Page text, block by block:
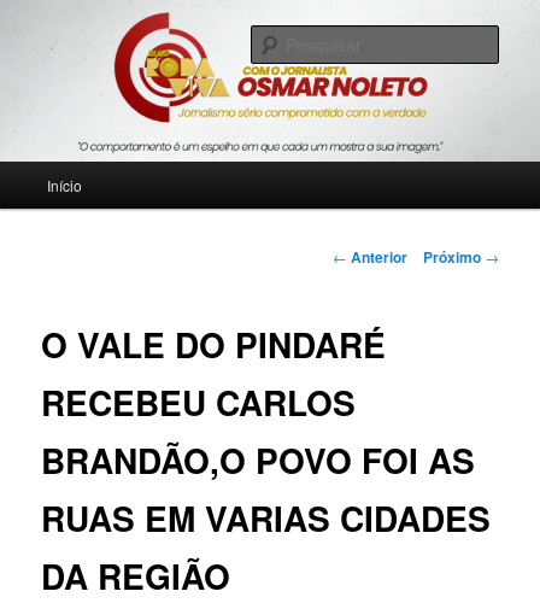
Blog Roda Viva
Jornalismo sério comprometido com a verdade
Início
Navegação
← Anterior Próximo →
O VALE DO PINDARÉ
RECEBEU CARLOS
BRANDÃO,O POVO FOI AS
RUAS EM VARIAS CIDADES
DA REGIÃO